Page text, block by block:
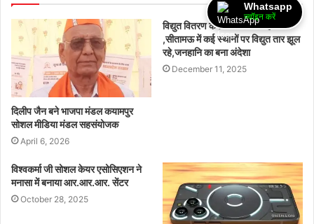
दिलीप जैन बने भाजपा मंडल कयामपुर
सोशल मीडिया मंडल सहसंयोजक
April 6, 2026
विद्युत वितरण कंपनी की लापरवाही
,सीतामऊ में कई स्थानों पर विद्युत तार झूल
रहे,जनहानि का बना अंदेशा
December 11, 2025
विश्वकर्मा जी सोशल केयर एसोसिएशन ने
मनासा में बनाया आर.आर.आर. सेंटर
October 28, 2025
Whatsapp
ज्वॉइन करें